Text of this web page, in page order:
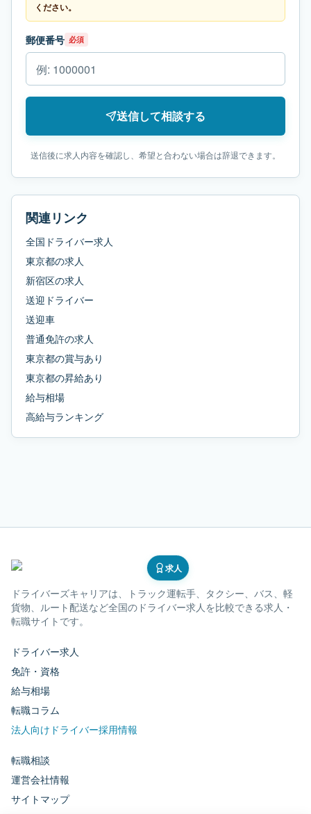
ください。
郵便番号 必須
送信して相談する
送信後に求人内容を確認し、希望と合わない場合は辞退できます。
関連リンク
全国ドライバー求人
東京都の求人
新宿区の求人
送迎ドライバー
送迎車
普通免許の求人
東京都の賞与あり
東京都の昇給あり
給与相場
高給与ランキング
求人
ドライバーズキャリアは、トラック運転手、タクシー、バス、軽
貨物、ルート配送など全国のドライバー求人を比較できる求人・
転職サイトです。
ドライバー求人
免許・資格
給与相場
転職コラム
法人向けドライバー採用情報
転職相談
運営会社情報
サイトマップ